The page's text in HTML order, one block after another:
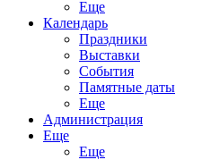
Еще
Календарь
Праздники
Выставки
События
Памятные даты
Еще
Администрация
Еще
Еще